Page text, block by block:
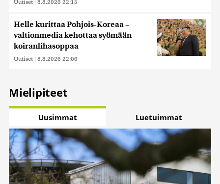
Uutiset | 8.8.2026 22:15
Helle kurittaa Pohjois-Koreaa –
valtionmedia kehottaa syömään
koiranlihasoppaa
Uutiset | 8.8.2026 22:06
Mielipiteet
Uusimmat Luetuimmat